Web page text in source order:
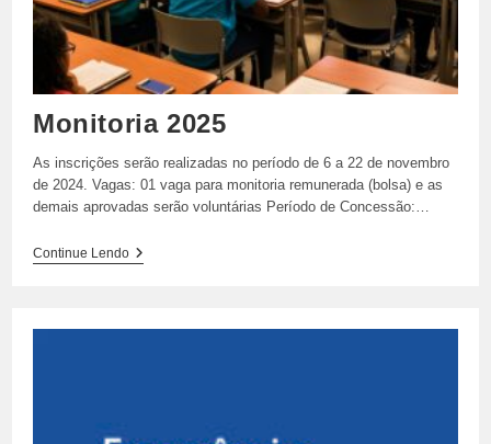
Monitoria 2025
As inscrições serão realizadas no período de 6 a 22 de novembro
de 2024. Vagas: 01 vaga para monitoria remunerada (bolsa) e as
demais aprovadas serão voluntárias Período de Concessão:…
Continue LendoMonitoria